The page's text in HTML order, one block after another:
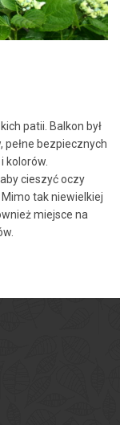
patii. Balkon był
bezpiecznych
kolorów.
cieszyć oczy
tak niewielkiej
miejsce na